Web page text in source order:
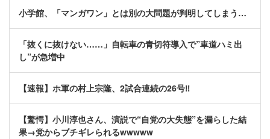
小学館、「マンガワン」とは別の大問題が判明してしまう…
「抜くに抜けない……」自転車の青切符導入で”車道ハミ出
し”が急増中
【速報】ホ軍の村上宗隆、2試合連続の26号‼
【驚愕】小川淳也さん、演説で“自党の大失態”を漏らした結
果→党からブチギレられるwwwww